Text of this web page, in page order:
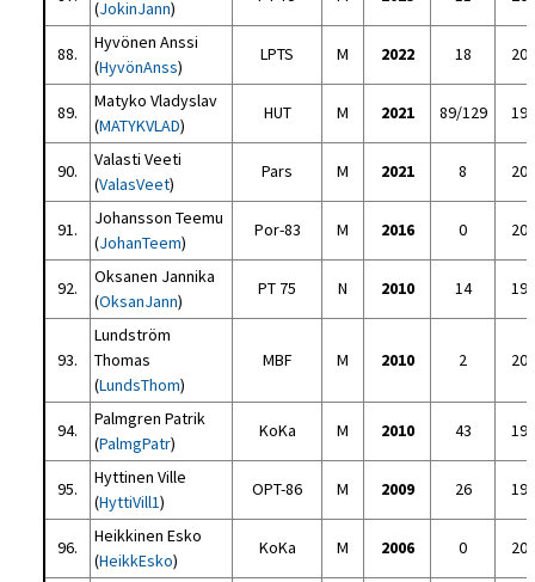
(JokinJann)
88.
Hyvönen Anssi
(HyvönAnss)
LPTS M 2022 18
89.
Matyko Vladyslav
(MATYKVLAD)
HUT M 2021 89/129
90.
Valasti Veeti
(ValasVeet)
Pars M 2021 8
91.
Johansson Teemu
(JohanTeem)
Por-83 M 2016 0
92.
Oksanen Jannika
(OksanJann)
PT 75 N 2010 14
93.
Lundström
Thomas
(LundsThom)
MBF M 2010 2
94.
Palmgren Patrik
(PalmgPatr)
KoKa M 2010 43
95.
Hyttinen Ville
(HyttiVill1)
OPT-86 M 2009 26
96.
Heikkinen Esko
(HeikkEsko)
KoKa M 2006 0